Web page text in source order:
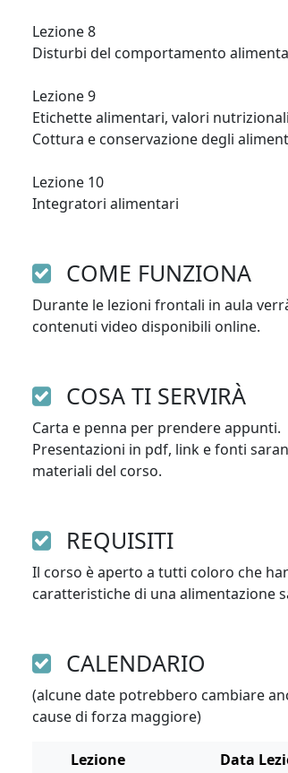
Lezione 8
Disturbi del comportamento
Lezione 9
Etichette alimentari, valori
Cottura e conservazione degli
Lezione 10
Integratori alimentari
COME FUNZIONA
Durante le lezioni frontali in aula
contenuti video disponibili online.
COSA TI SERVIRÀ
Carta e penna per prendere appunti.
Presentazioni in pdf, link e fonti
materiali del corso.
REQUISITI
Il corso è aperto a tutti coloro che
caratteristiche di una alimentazione
CALENDARIO
(alcune date potrebbero cambiare
cause di forza maggiore)
Lezione Data